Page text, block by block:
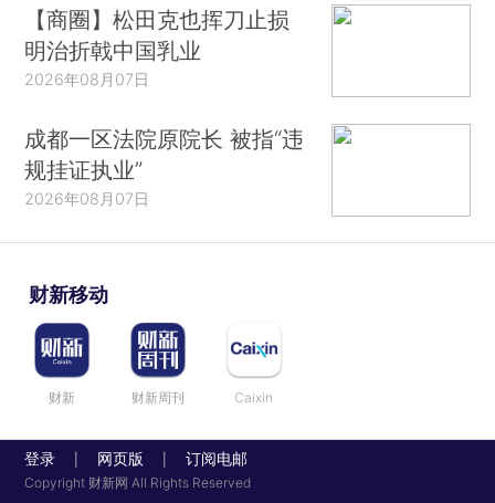
【商圈】松田克也挥刀止损
明治折戟中国乳业
2026年08月07日
成都一区法院原院长 被指“违
规挂证执业”
2026年08月07日
财新移动
财新 财新周刊 Caixin
登录 网页版 订阅电邮
Copyright 财新网 All Rights Reserved